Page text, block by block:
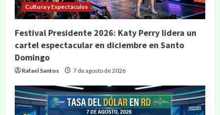
Cultura y Espectáculos
Festival Presidente 2026: Katy Perry lidera un
cartel espectacular en diciembre en Santo
Domingo
Rafael Santos 7 de agosto de 2026